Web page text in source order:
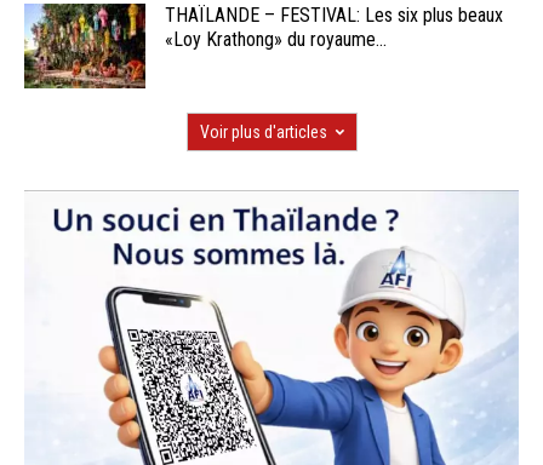
THAÏLANDE – FESTIVAL: Les six plus beaux
«Loy Krathong» du royaume...
Voir plus d'articles